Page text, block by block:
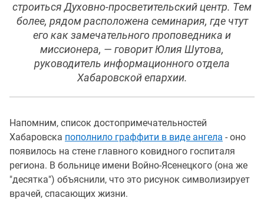
строиться Духовно-просветительский центр. Тем
более, рядом расположена семинария, где чтут
его как замечательного проповедника и
миссионера, — говорит Юлия Шутова,
руководитель информационного отдела
Хабаровской епархии.
Напомним, список достопримечательностей
Хабаровска пополнило граффити в виде ангела - оно
появилось на стене главного ковидного госпиталя
региона. В больнице имени Войно-Ясенецкого (она же
"десятка") объяснили, что это рисунок символизирует
врачей, спасающих жизни.